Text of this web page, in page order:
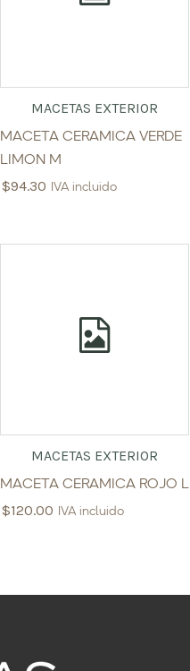
MACETAS EXTERIOR
MACETA CERAMICA VERDE
LIMON M
$94.30 IVA incluido
MACETAS EXTERIOR
MACETA CERAMICA ROJO L
$120.00 IVA incluido